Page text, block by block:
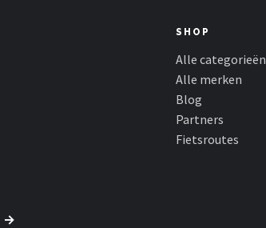
→
SHOP
Alle categorieën
Alle merken
Blog
Partners
Fietsroutes